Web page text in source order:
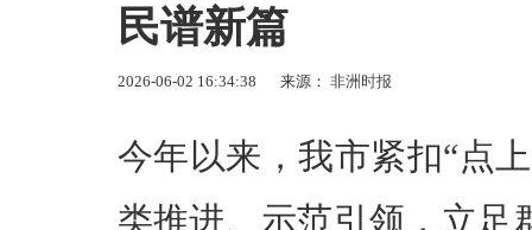
民谱新篇
2026-06-02 16:34:38 来源： 非洲时报
今年以来，我市紧扣“点
类推进、示范引领，立足